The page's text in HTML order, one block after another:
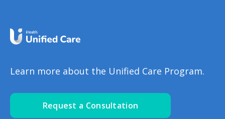
Learn more about the Unified Care Program.
Request a Consultation